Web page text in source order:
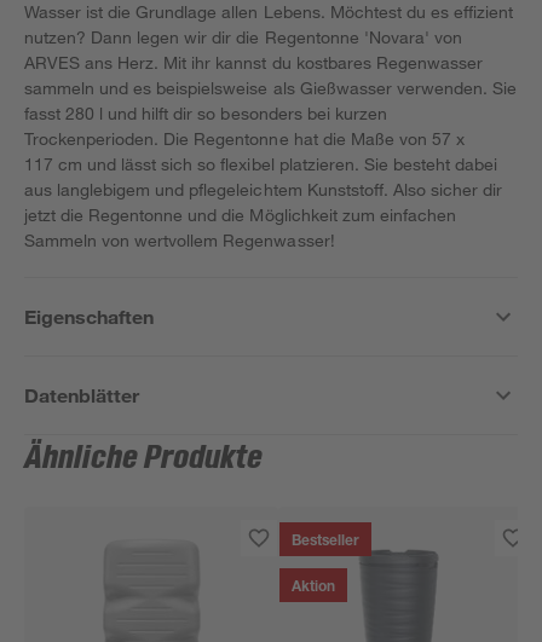
Wasser ist die Grundlage allen Lebens. Möchtest du es effizient
nutzen? Dann legen wir dir die Regentonne 'Novara' von
ARVES ans Herz. Mit ihr kannst du kostbares Regenwasser
sammeln und es beispielsweise als Gießwasser verwenden. Sie
fasst 280 l und hilft dir so besonders bei kurzen
Trockenperioden. Die Regentonne hat die Maße von 57 x
117 cm und lässt sich so flexibel platzieren. Sie besteht dabei
aus langlebigem und pflegeleichtem Kunststoff. Also sicher dir
jetzt die Regentonne und die Möglichkeit zum einfachen
Sammeln von wertvollem Regenwasser!
Eigenschaften
Datenblätter
Ähnliche Produkte
Bestseller
Aktion